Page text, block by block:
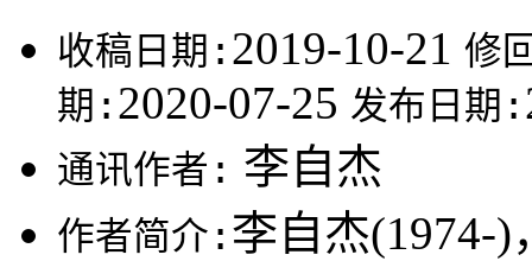
收稿日期: 2019-10-21 修
期: 2020-07-25 发布日期:
通讯作者: 李自杰
作者简介: 李自杰(1974-